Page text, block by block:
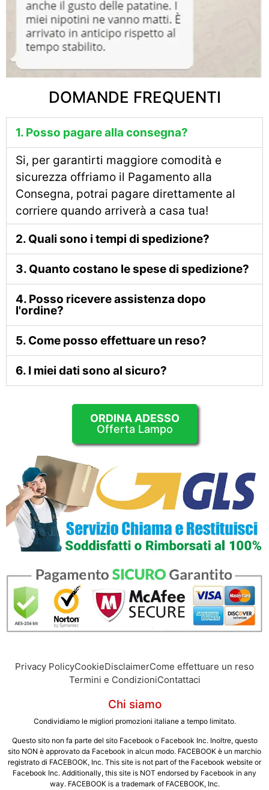
DOMANDE FREQUENTI
1. Posso pagare alla consegna?
Si, per garantirti maggiore comodità e
sicurezza offriamo il Pagamento alla
Consegna, potrai pagare direttamente al
corriere quando arriverà a casa tua!
2. Quali sono i tempi di spedizione?
3. Quanto costano le spese di spedizione?
4. Posso ricevere assistenza dopo
l'ordine?
5. Come posso effettuare un reso?
6. I miei dati sono al sicuro?
ORDINA ADESSO
Offerta Lampo
Privacy PolicyCookieDisclaimerCome effettuare un reso
Termini e CondizioniContattaci
Chi siamo
Condividiamo le migliori promozioni italiane a tempo limitato.
Questo sito non fa parte del sito Facebook o Facebook Inc. Inoltre, questo
sito NON è approvato da Facebook in alcun modo. FACEBOOK è un marchio
registrato di FACEBOOK, Inc. This site is not part of the Facebook website or
Facebook Inc. Additionally, this site is NOT endorsed by Facebook in any
way. FACEBOOK is a trademark of FACEBOOK, Inc.